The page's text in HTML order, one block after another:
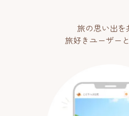
旅の思い出を
旅好きユーザー